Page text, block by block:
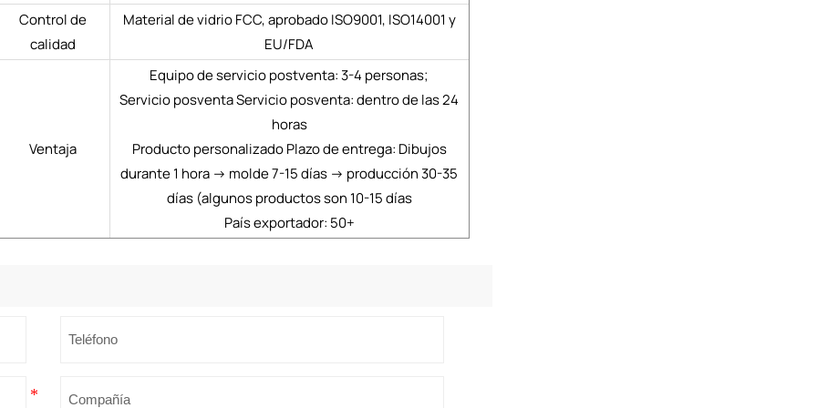
Control de
calidad
Material de vidrio FCC, aprobado ISO9001, ISO14001 y
EU/FDA
Ventaja
Equipo de servicio postventa: 3-4 personas;
Servicio posventa Servicio posventa: dentro de las 24
horas
Producto personalizado Plazo de entrega: Dibujos
durante 1 hora → molde 7-15 días → producción 30-35
días (algunos productos son 10-15 días
País exportador: 50+